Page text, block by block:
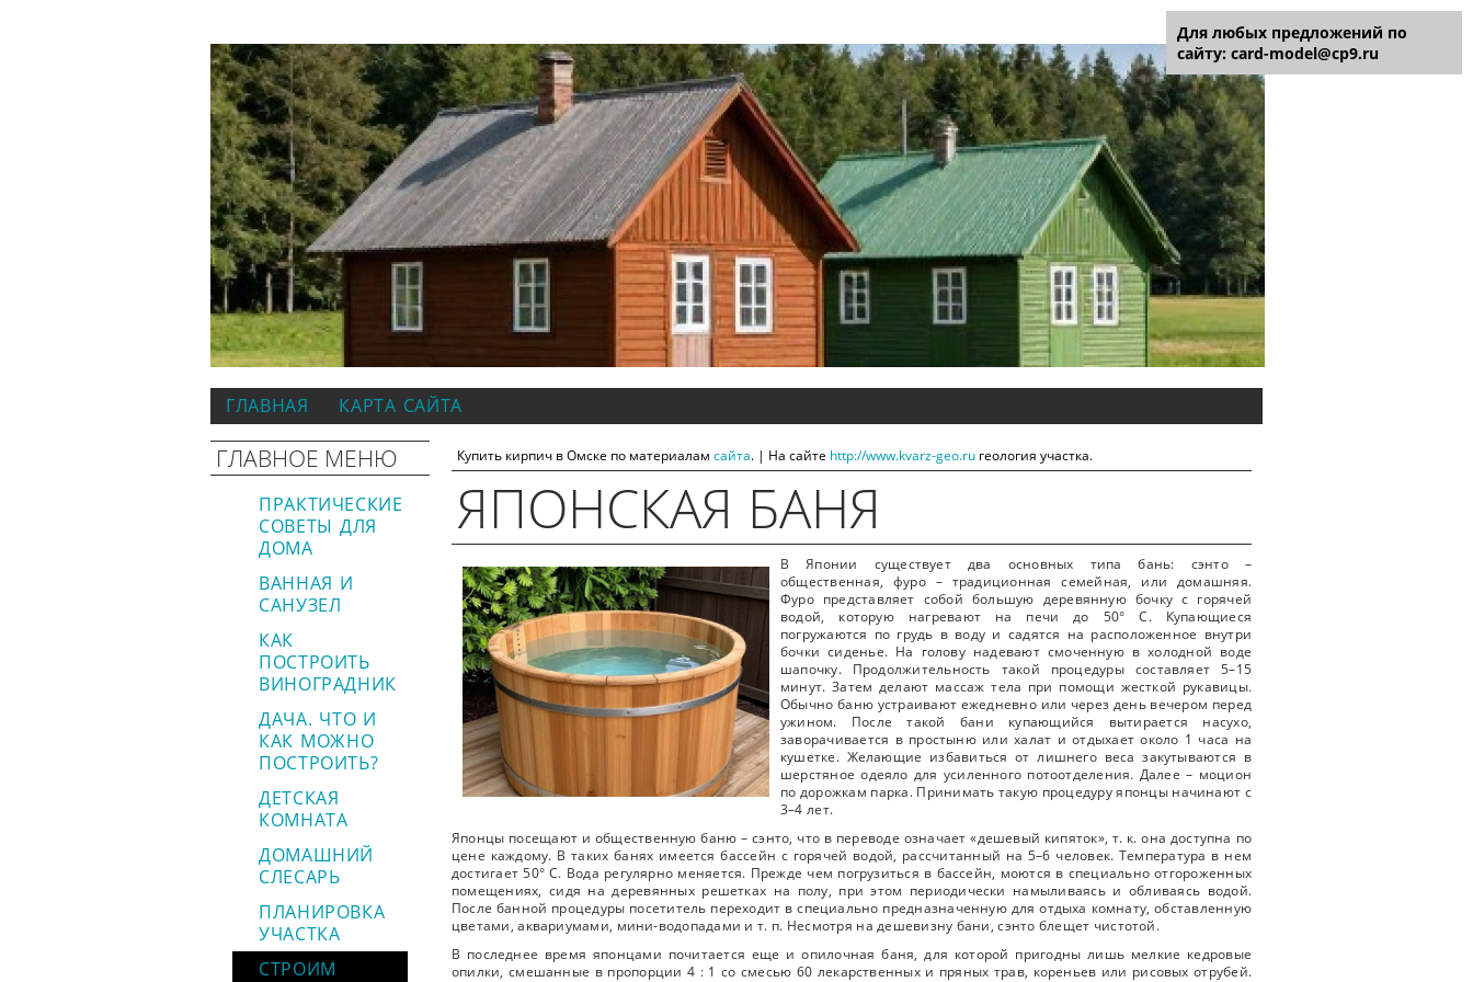
ГЛАВНАЯ КАРТА САЙТА
ГЛАВНОЕ МЕНЮ
ПРАКТИЧЕСКИЕ
СОВЕТЫ ДЛЯ
ДОМА
ВАННАЯ И
САНУЗЕЛ
КАК
ПОСТРОИТЬ
ВИНОГРАДНИК
ДАЧА. ЧТО И
КАК МОЖНО
ПОСТРОИТЬ?
ДЕТСКАЯ
КОМНАТА
ДОМАШНИЙ
СЛЕСАРЬ
ПЛАНИРОВКА
УЧАСТКА
СТРОИМ
Купить кирпич в Омске по материалам сайта. | На сайте http://www.kvarz-geo.ru геология участка.
ЯПОНСКАЯ БАНЯ
В Японии существует два основных типа бань: сэнто –
общественная, фуро – традиционная семейная, или домашняя.
Фуро представляет собой большую деревянную бочку с горячей
водой, которую нагревают на печи до 50° С. Купающиеся
погружаются по грудь в воду и садятся на расположенное внутри
бочки сиденье. На голову надевают смоченную в холодной воде
шапочку. Продолжительность такой процедуры составляет 5–15
минут. Затем делают массаж тела при помощи жесткой рукавицы.
Обычно баню устраивают ежедневно или через день вечером перед
ужином. После такой бани купающийся вытирается насухо,
заворачивается в простыню или халат и отдыхает около 1 часа на
кушетке. Желающие избавиться от лишнего веса закутываются в
шерстяное одеяло для усиленного потоотделения. Далее – моцион
по дорожкам парка. Принимать такую процедуру японцы начинают с
3–4 лет.
Японцы посещают и общественную баню – сэнто, что в переводе означает «дешевый кипяток», т. к. она доступна по
цене каждому. В таких банях имеется бассейн с горячей водой, рассчитанный на 5–6 человек. Температура в нем
достигает 50° С. Вода регулярно меняется. Прежде чем погрузиться в бассейн, моются в специально отгороженных
помещениях, сидя на деревянных решетках на полу, при этом периодически намыливаясь и обливаясь водой.
После банной процедуры посетитель переходит в специально предназначенную для отдыха комнату, обставленную
цветами, аквариумами, мини-водопадами и т. п. Несмотря на дешевизну бани, сэнто блещет чистотой.
В последнее время японцами почитается еще и опилочная баня, для которой пригодны лишь мелкие кедровые
опилки, смешанные в пропорции 4 : 1 со смесью 60 лекарственных и пряных трав, кореньев или рисовых отрубей.
Для любых предложений по
сайту: card-model@cp9.ru